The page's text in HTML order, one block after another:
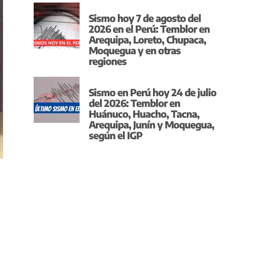
Sismo hoy 7 de agosto del
2026 en el Perú: Temblor en
Arequipa, Loreto, Chupaca,
Moquegua y en otras
regiones
Sismo en Perú hoy 24 de julio
del 2026: Temblor en
Huánuco, Huacho, Tacna,
Arequipa, Junín y Moquegua,
según el IGP